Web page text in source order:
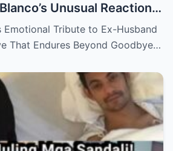
Unusual Reaction
Questions
Emotional Tribute to Ex-Husband
That Endures Beyond Goodbye…